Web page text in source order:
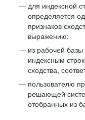
для индексной
определяется
признаков
выражению;
из рабочей
индексным
сходства,
пользователю
решающей
отобранных из